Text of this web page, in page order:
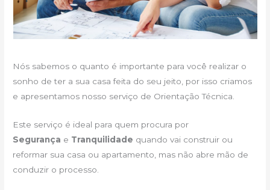
Nós sabemos o quanto é importante para você realizar o
sonho de ter a sua casa feita do seu jeito, por isso criamos
e apresentamos nosso serviço de Orientação Técnica.
Este serviço é ideal para quem procura por
Segurança e Tranquilidade quando vai construir ou
reformar sua casa ou apartamento, mas não abre mão de
conduzir o processo.